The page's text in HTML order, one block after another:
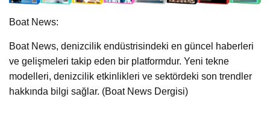
Boat News:
Boat News, denizcilik endüstrisindeki en güncel haberleri
ve gelişmeleri takip eden bir platformdur. Yeni tekne
modelleri, denizcilik etkinlikleri ve sektördeki son trendler
hakkında bilgi sağlar. (Boat News Dergisi)